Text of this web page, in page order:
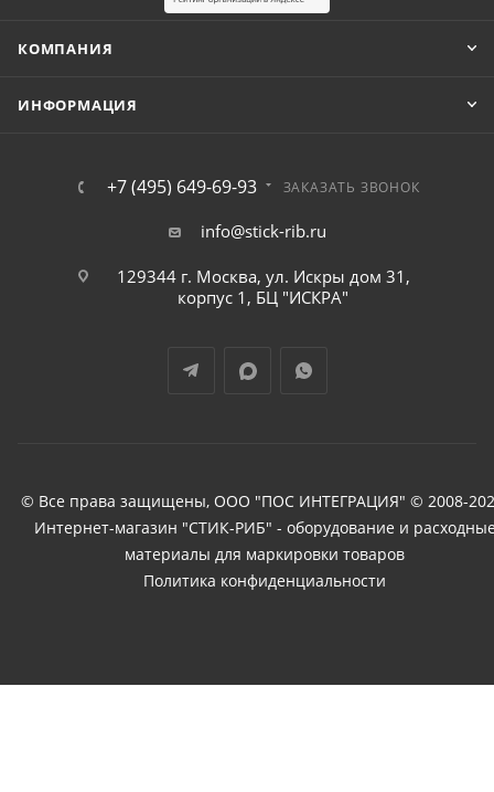
КОМПАНИЯ
ИНФОРМАЦИЯ
+7 (495) 649-69-93 ЗАКАЗАТЬ ЗВОНОК
info@stick-rib.ru
129344 г. Москва, ул. Искры дом 31,
корпус 1, БЦ "ИСКРА"
© Все права защищены, ООО "ПОС ИНТЕГРАЦИЯ" © 2008-
Интернет-магазин "СТИК-РИБ" - оборудование и
материалы для маркировки товаров
Политика конфиденциальности